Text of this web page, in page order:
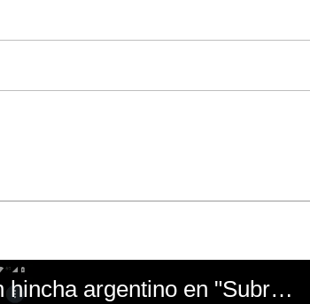
El mal momento de Yanina Gasañol con un hincha argentino en "Subrayado"